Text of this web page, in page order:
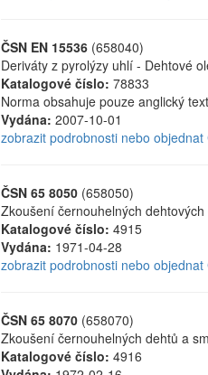
ČSN EN 15536(658040)
Deriváty z pyrolýzy uhlí - Dehtové
Katalogové číslo: 78833
Norma obsahuje pouze anglický
Vydána: 2007-10-01
zobrazit podrobnosti nebo objednat
ČSN 65 8050(658050)
Zkoušení černouhelných dehtových
Katalogové číslo: 4915
Vydána: 1971-04-28
zobrazit podrobnosti nebo objednat
ČSN 65 8070(658070)
Zkoušení černouhelných dehtů a
Katalogové číslo: 4916